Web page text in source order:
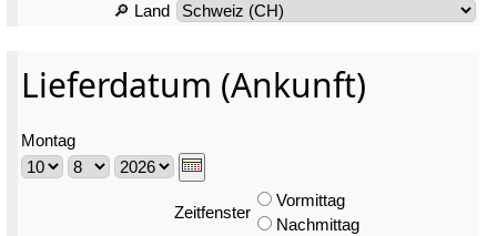
🔎 Land
Lieferdatum (Ankunft)
Montag
Zeitfenster
Vormittag
Nachmittag